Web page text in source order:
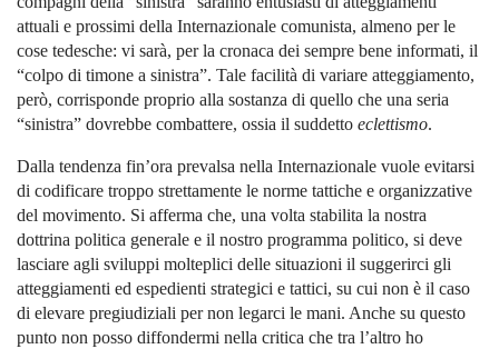
attuali e prossimi della Internazionale comunista, almeno per le
cose tedesche: vi sarà, per la cronaca dei sempre bene informati, il
“colpo di timone a sinistra”. Tale facilità di variare atteggiamento,
però, corrisponde proprio alla sostanza di quello che una seria
“sinistra” dovrebbe combattere, ossia il suddetto eclettismo.
Dalla tendenza fin’ora prevalsa nella Internazionale vuole evitarsi
di codificare troppo strettamente le norme tattiche e organizzative
del movimento. Si afferma che, una volta stabilita la nostra
dottrina politica generale e il nostro programma politico, si deve
lasciare agli sviluppi molteplici delle situazioni il suggerirci gli
atteggiamenti ed espedienti strategici e tattici, su cui non è il caso
di elevare pregiudiziali per non legarci le mani. Anche su questo
punto non posso diffondermi nella critica che tra l’altro ho